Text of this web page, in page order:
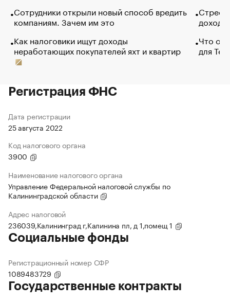
Сотрудники открыли новый способ вредить
компаниям. Зачем им это
Как налоговики ищут доходы
неработающих покупателей яхт и квартир
Что
для
Регистрация ФНС
Дата регистрации
25 августа 2022
Код налогового органа
3900
Наименование налогового органа
Управление Федеральной налоговой службы по
Калининградской области
Адрес налоговой
236039,Калининград г,Калинина пл, д 1,помещ 1
Социальные фонды
Регистрационный номер СФР
1089483729
Государственные контракты